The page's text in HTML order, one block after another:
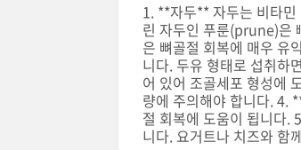
1. **자두** 자두는 비타민
린 자두인 푸룬(prune)은
은 뼈골절 회복에 매우 유
니다. 두유 형태로 섭취하
어 있어 조골세포 형성에
량에 주의해야 합니다. 4.
절 회복에 도움이 됩니다.
니다. 요거트나 치즈와 함